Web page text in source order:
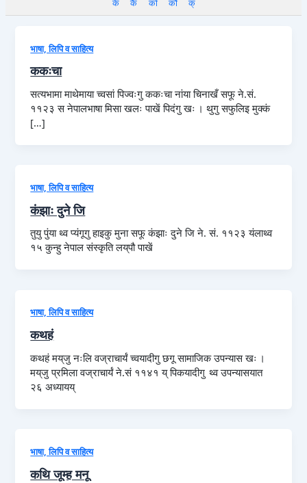
के
कै को कौ क्
भाषा, लिपि व साहित्य
ककःचा
सत्यभामा माथेमाया च्वसां पिज्वःगु ककःचा नांया चिनाखँ सफू ने.सं.
११२३ स नेपालभाषा मिसा खलः पाखें पिदंगु खः । थुगु सफुलिइ मुक्कं
[…]
भाषा, लिपि व साहित्य
कंझाः दुने जि
तुयु पुंया थ्व प्यंगूगु हाइकु मुना सफू कंझाः दुने जि ने. सं. ११२३ यंलाथ्व
१५ कुन्हु नेपाल संस्कृति लय्‌पौ पाखें
भाषा, लिपि व साहित्य
कथहं
कथहं मय्‌जु नःलि वज्राचार्यं च्वयादीगु छगू सामाजिक उपन्यास खः ।
मय्‌जु प्रमिला वज्राचार्यं ने.सं ११४१ य् पिकयादीगु थ्व उपन्यासयात
२६ अध्यायय्
भाषा, लिपि व साहित्य
कथि जूम्ह मनू